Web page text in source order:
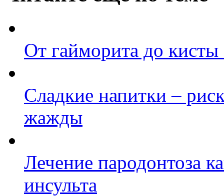
От гайморита до кисты
Сладкие напитки –
жажды
Лечение пародонтоза
инсульта